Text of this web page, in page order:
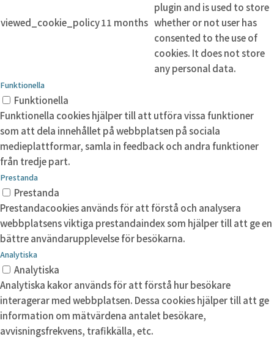
viewed_cookie_policy11 months
plugin and is used to store
whether or not user has
consented to the use of
cookies. It does not store
any personal data.
Funktionella
Funktionella
Funktionella cookies hjälper till att utföra vissa funktioner
som att dela innehållet på webbplatsen på sociala
medieplattformar, samla in feedback och andra funktioner
från tredje part.
Prestanda
Prestanda
Prestandacookies används för att förstå och analysera
webbplatsens viktiga prestandaindex som hjälper till att ge en
bättre användarupplevelse för besökarna.
Analytiska
Analytiska
Analytiska kakor används för att förstå hur besökare
interagerar med webbplatsen. Dessa cookies hjälper till att ge
information om mätvärdena antalet besökare,
avvisningsfrekvens, trafikkälla, etc.